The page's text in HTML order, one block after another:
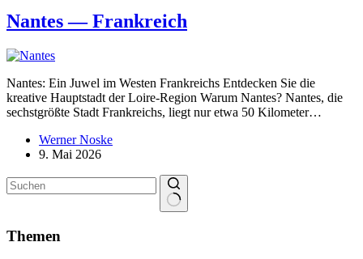
Nantes — Frank­reich
Nantes: Ein Juwel im Westen Frank­reichs Entdecken Sie die
kreative Haupt­stadt der Loire-Region Warum Nantes? Nantes, die
sechst­größte Stadt Frank­reichs, liegt nur etwa 50 Kilometer…
Werner Noske
9. Mai 2026
Ergebnisse
Themen